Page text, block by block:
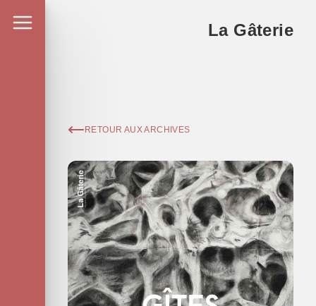
La Gâterie
RETOUR AUX ARCHIVES